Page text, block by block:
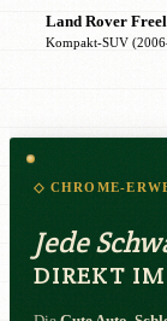
Land Rover
Kompakt-SUV
◇ CHROME-
Jede
DIREKT IM